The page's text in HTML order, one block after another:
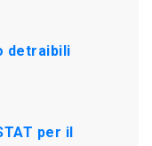
detraibili
per il